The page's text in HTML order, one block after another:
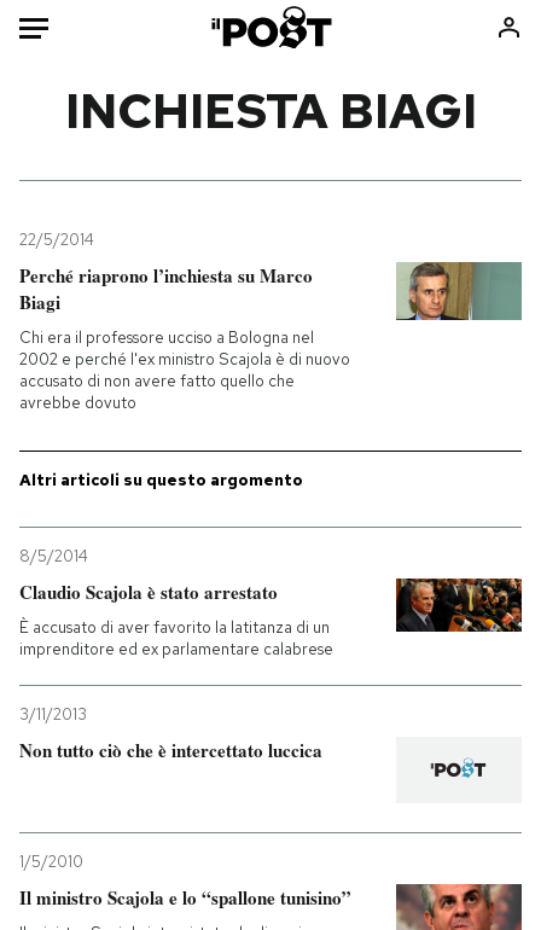
Mondo
Politica
Internet
Scienza
Cultura
Economia
Sport
Consumismi
Ok Boomer!
Altrecose
PODCAST
I MIEI PREFERITI
SHOP
CALENDARIO
INCHIESTA BIAGI
22/5/2014
Perché riaprono l’inchiesta su Marco
Biagi
Chi era il professore ucciso a Bologna nel
2002 e perché l'ex ministro Scajola è di nuovo
accusato di non avere fatto quello che
avrebbe dovuto
Altri articoli su questo argomento
8/5/2014
Claudio Scajola è stato arrestato
È accusato di aver favorito la latitanza di un
imprenditore ed ex parlamentare calabrese
3/11/2013
Non tutto ciò che è intercettato luccica
1/5/2010
Il ministro Scajola e lo “spallone tunisino”